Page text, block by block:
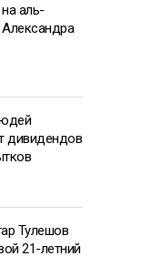
аль-
дивидендов
Тулешов
21-летний